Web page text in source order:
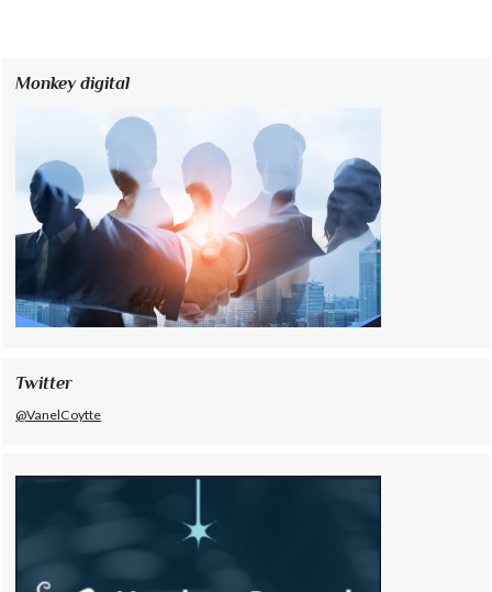
Monkey digital
Twitter
@VanelCoytte